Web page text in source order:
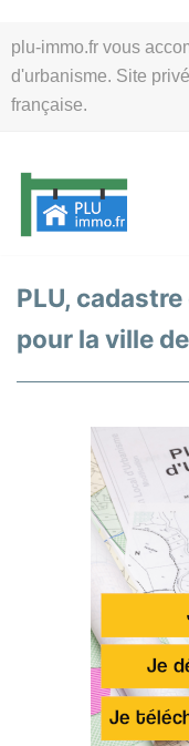
plu-immo.fr vous
d'urbanisme. Site
française.
au
contenu
PLU,
pour la ville